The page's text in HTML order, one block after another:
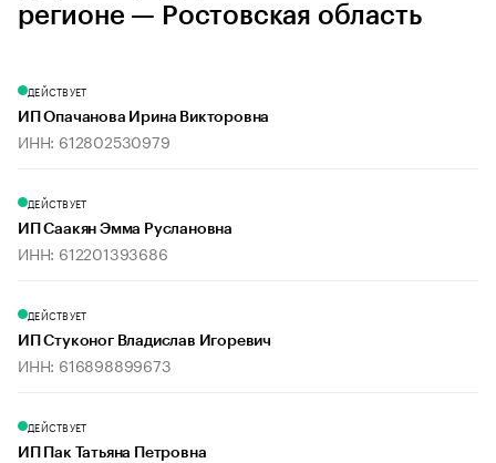
регионе — Ростовская область
ДЕЙСТВУЕТ
ИП Опачанова Ирина Викторовна
ИНН: 612802530979
ДЕЙСТВУЕТ
ИП Саакян Эмма Руслановна
ИНН: 612201393686
ДЕЙСТВУЕТ
ИП Стуконог Владислав Игоревич
ИНН: 616898899673
ДЕЙСТВУЕТ
ИП Пак Татьяна Петровна